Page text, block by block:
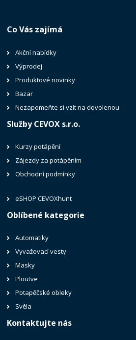
Co Vás zajímá
Akční nabídky
Výprodej
Produktové novinky
Bazar
Nezapomeňte si vzít na dovolenou
Služby CEVOX s.r.o.
Kurzy potápění
Zájezdy za potápěním
Obchodní podmínky
eSHOP CEVOXhunt
Oblíbené kategorie
Automatiky
Vyvažovací vesty
Masky
Ploutve
Potapěčské obleky
Svěla
Kontaktujte nás